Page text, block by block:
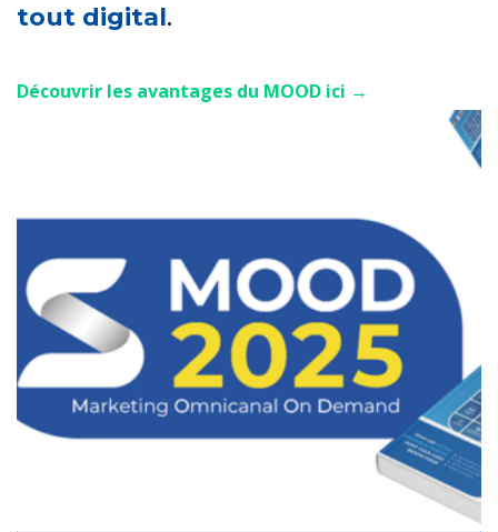
tout digital.
Découvrir les avantages du MOOD ici →